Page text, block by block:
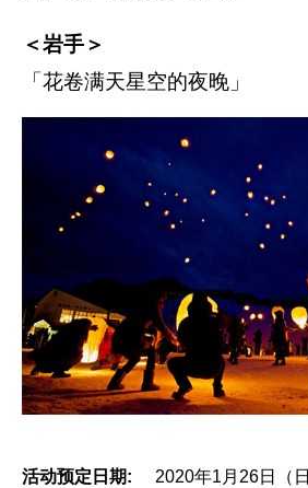
＜岩手＞
「花卷满天星空的夜晚」
活动预定日期:
2020年1月26日（